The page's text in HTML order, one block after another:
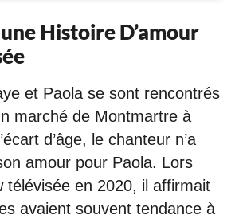
Histoire D’amour
et Paola se sont rencontrés
marché de Montmartre à
d’âge, le chanteur n’a
amour pour Paola. Lors
télévisée en 2020, il affirmait
avaient souvent tendance à